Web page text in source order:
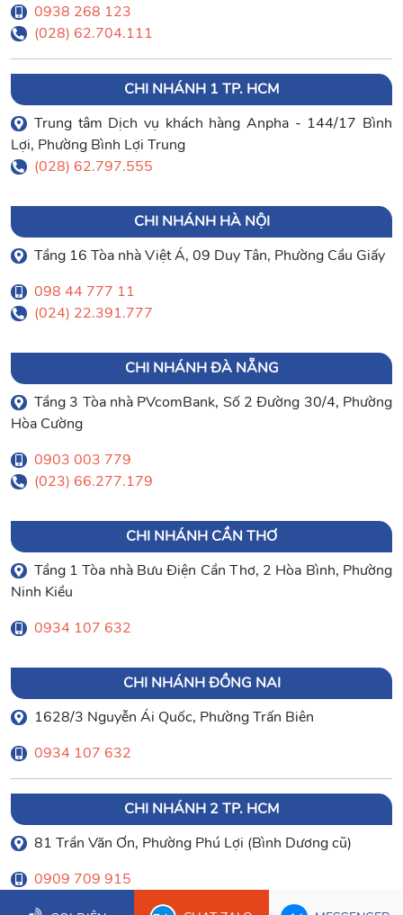
0938 268 123
(028) 62.704.111
CHI NHÁNH 1 TP. HCM
Trung tâm Dịch vụ khách hàng Anpha - 144/17 Bình
Lợi, Phường Bình Lợi Trung
(028) 62.797.555
CHI NHÁNH HÀ NỘI
Tầng 16 Tòa nhà Việt Á, 09 Duy Tân, Phường Cầu Giấy
098 44 777 11
(024) 22.391.777
CHI NHÁNH ĐÀ NẴNG
Tầng 3 Tòa nhà PVcomBank, Số 2 Đường 30/4, Phường
Hòa Cường
0903 003 779
(023) 66.277.179
CHI NHÁNH CẦN THƠ
Tầng 1 Tòa nhà Bưu Điện Cần Thơ, 2 Hòa Bình, Phường
Ninh Kiều
0934 107 632
CHI NHÁNH ĐỒNG NAI
1628/3 Nguyễn Ái Quốc, Phường Trấn Biên
0934 107 632
CHI NHÁNH 2 TP. HCM
81 Trần Văn Ơn, Phường Phú Lợi (Bình Dương cũ)
0909 709 915